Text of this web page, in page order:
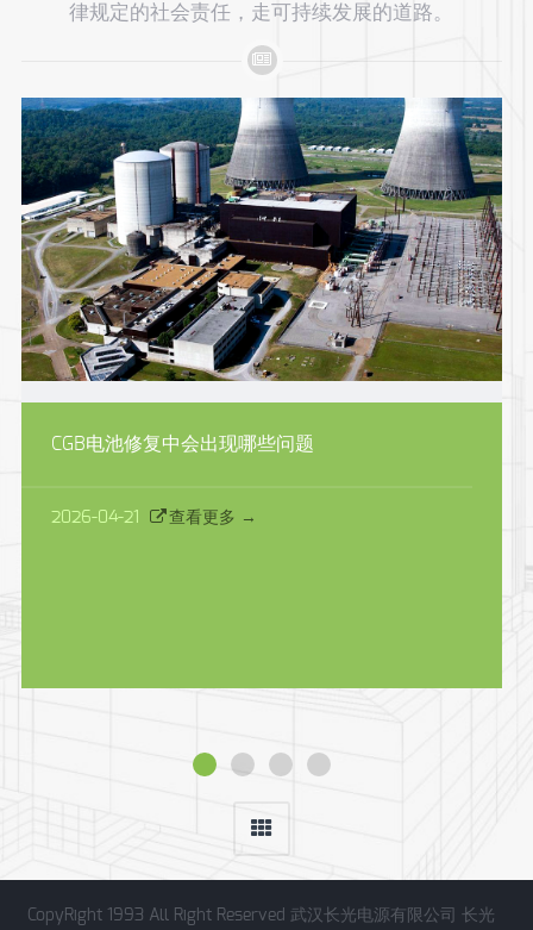
律规定的社会责任，走可持续发展的道路。
CGB电池修复中会出现哪些问题
2026-04-21 查看更多 →
CopyRight 1993 All Right Reserved 武汉长光电源有限公司 长光